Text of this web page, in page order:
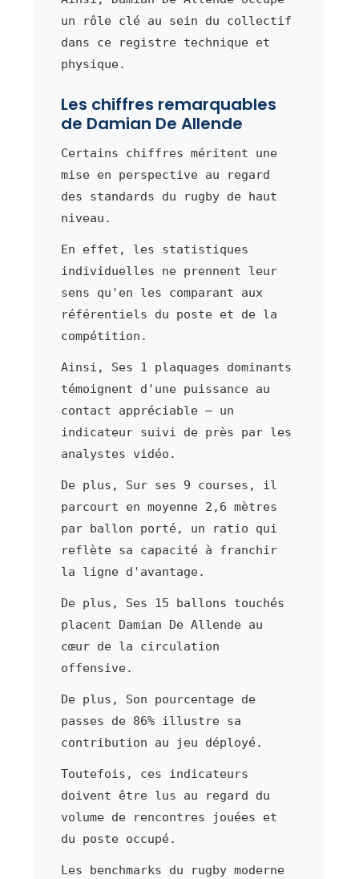
un rôle clé au sein du collectif
dans ce registre technique et
physique.
Les chiffres remarquables
de Damian De Allende
Certains chiffres méritent une
mise en perspective au regard
des standards du rugby de haut
niveau.
En effet, les statistiques
individuelles ne prennent leur
sens qu'en les comparant aux
référentiels du poste et de la
compétition.
Ainsi, Ses 1 plaquages dominants
témoignent d'une puissance au
contact appréciable — un
indicateur suivi de près par les
analystes vidéo.
De plus, Sur ses 9 courses, il
parcourt en moyenne 2,6 mètres
par ballon porté, un ratio qui
reflète sa capacité à franchir
la ligne d'avantage.
De plus, Ses 15 ballons touchés
placent Damian De Allende au
cœur de la circulation
offensive.
De plus, Son pourcentage de
passes de 86% illustre sa
contribution au jeu déployé.
Toutefois, ces indicateurs
doivent être lus au regard du
volume de rencontres jouées et
du poste occupé.
Les benchmarks du rugby moderne